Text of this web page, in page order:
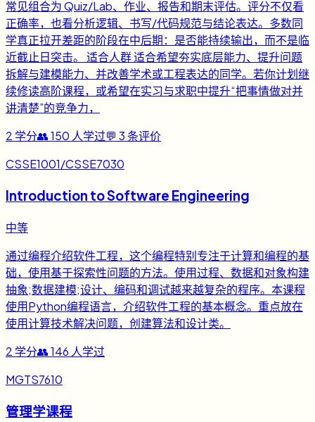
常见组合为 Quiz/Lab、作业、报告和期末评估。评分不仅看
正确率，也看分析逻辑、书写/代码规范与结论表达。多数同
学真正拉开差距的阶段在中后期：是否能持续输出，而不是临
近截止日突击。 适合人群 适合希望夯实底层能力、提升问题
拆解与建模能力、并改善学术或工程表达的同学。若你计划继
续修读高阶课程，或希望在实习与求职中提升“把事情做对并
讲清楚”的竞争力，
2 学分👥150 人学过💬 3条评价
CSSE1001/CSSE7030
Introduction to Software Engineering
中等
通过编程介绍软件工程，这个编程特别专注于计算和编程的基
础，使用基于探索性问题的方法。使用过程、数据和对象构建
抽象;数据建模;设计、编码和调试越来越复杂的程序。本课程
使用Python编程语言，介绍软件工程的基本概念。重点放在
使用计算技术解决问题，创建算法和设计类。
2 学分👥146 人学过
MGTS7610
管理学课程